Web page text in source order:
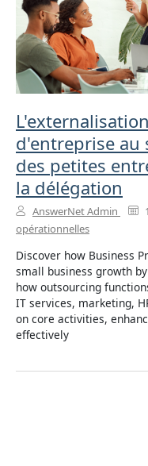
d'entreprise au
des petites
la délégation
AnswerNet Admin
opérationnelles
Discover how Business
small business growth
how outsourcing
IT services, marketing,
on core activities,
effectively